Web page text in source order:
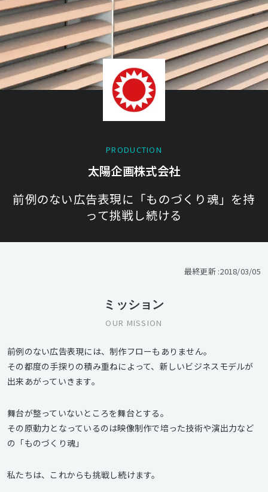
PRODUCTION
太陽企画株式会社
前例のない広告表現に「ものづくり魂」を持
って挑戦し続ける
最終更新 :2018/03/05
ミッション
OUR MISSION
前例のない広告表現には、制作フローもありません。
その都度の手探りの積み重ねによって、新しいビジネスモデルが
出来あがっていきます。
舞台が整っていないところを舞台とする。
その原動力となっているのは映像制作で培った技術や演出力など
の「ものづくり魂」
私たちは、これからも挑戦し続けます。